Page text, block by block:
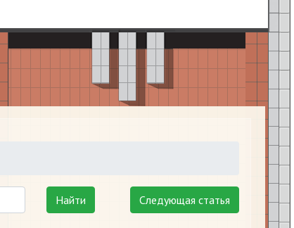
Найти Следующая статья